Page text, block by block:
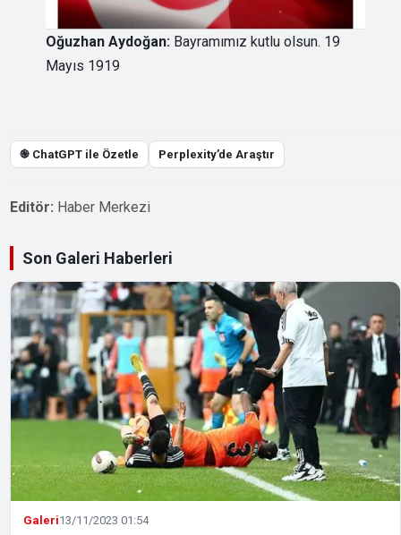
Oğuzhan Aydoğan: Bayramımız kutlu olsun. 19
Mayıs 1919
֎ ChatGPT ile Özetle Perplexity’de Araştır
Editör: Haber Merkezi
Son Galeri Haberleri
Galeri13/11/2023 01:54